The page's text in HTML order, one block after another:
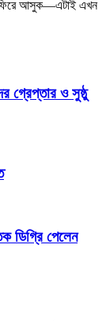
ফিরে আসুক—এটাই এখন
গ্রেপ্তার ও সুষ্ঠু
ডিগ্রি পেলেন